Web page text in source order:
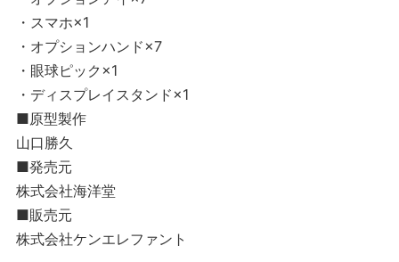
・スマホ×1
・オプションハンド×7
・眼球ピック×1
・ディスプレイスタンド×1
■原型製作
山口勝久
■発売元
株式会社海洋堂
■販売元
株式会社ケンエレファント